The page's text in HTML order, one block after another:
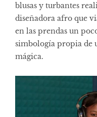
blusas y turbantes
diseñadora afro que
en las prendas un
simbología propia de
mágica.